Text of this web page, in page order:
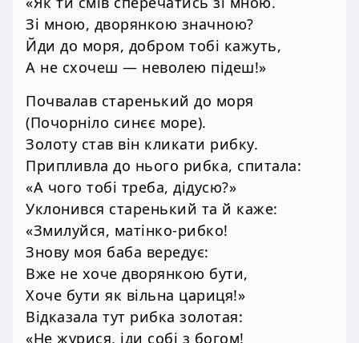
Зі мною, дворянкою значною?
Йди до моря, добром тобі кажуть,
А не схочеш — неволею підеш!»
Почвалав старенький до моря
(Почорніло синєє море).
Золоту став він кликати рибку.
Припливла до нього рибка, спитала:
«А чого тобі треба, дідусю?»
Уклонився старенький та й каже:
«Змилуйся, матінко-рибко!
Знову моя баба вередує:
Вже не хоче дворянкою бути,
Хоче бути як вільна цариця!»
Відказала тут рибка золотая:
«Не журися, іди собі з богом!